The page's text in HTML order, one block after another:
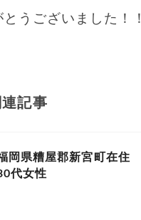
とうございました！！
記事
岡県糟屋郡新宮町在住
代女性